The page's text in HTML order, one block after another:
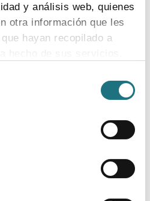
y análisis web, quienes
otra información que les
hayan recopilado a
acceder a nuestra